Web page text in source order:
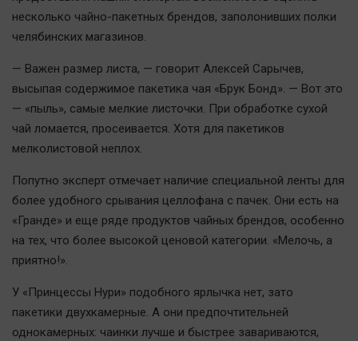
Банки
Медиаграмотность
Медицина
Прогулки по городу Ч
Спецпроект
Статистика
Челябинск космический
Другие рубрики
Bookworms
English version
несколько чайно-пакетных брендов, заполонивших полки
челябинских магазинов.
— Важен размер листа, — говорит Алексей Сарычев,
высыпая содержимое пакетика чая «Брук Бонд». — Вот это
— «пыль», самые мелкие листочки. При обработке сухой
чай ломается, просеивается. Хотя для пакетиков
мелколистовой неплох.
Попутно эксперт отмечает наличие специальной ленты для
более удобного срывания целлофана с пачек. Они есть на
«Гранде» и еще ряде продуктов чайных брендов, особенно
на тех, что более высокой ценовой категории. «Мелочь, а
приятно!».
У «Принцессы Нури» подобного ярлычка нет, зато
пакетики двухкамерные. А они предпочтительней
однокамерных: чаинки лучше и быстрее завариваются,